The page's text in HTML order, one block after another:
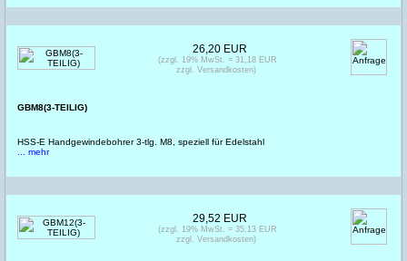
GBM8(3-TEILIG)
HSS-E Handgewindebohrer 3-tlg. M8, speziell für Edelstahl
... mehr
26,20 EUR
(zzgl. 19% MwSt. = 31,18 EUR
zzgl. Versandkosten)
29,52 EUR
(zzgl. 19% MwSt. = 35,13 EUR
zzgl. Versandkosten)